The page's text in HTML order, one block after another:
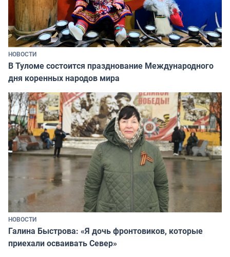
НОВОСТИ
В Туломе состоится празднование Международного
дня коренных народов мира
НОВОСТИ
Галина Быстрова: «Я дочь фронтовиков, которые
приехали осваивать Север»